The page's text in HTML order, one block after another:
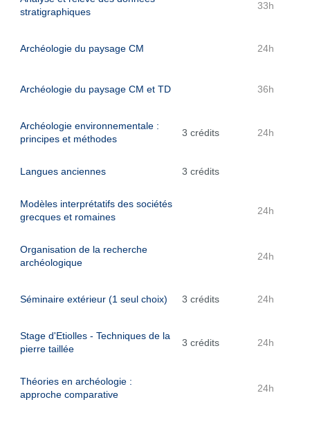
stratigraphiques
33h
Archéologie du paysage CM 24h
Archéologie du paysage CM et TD 36h
Archéologie environnementale :
principes et méthodes
3 crédits 24h
Langues anciennes 3 crédits
Modèles interprétatifs des sociétés
grecques et romaines
24h
Organisation de la recherche
archéologique
24h
Séminaire extérieur (1 seul choix) 3 crédits 24h
Stage d'Etiolles - Techniques de la
pierre taillée
3 crédits 24h
Théories en archéologie :
approche comparative
24h